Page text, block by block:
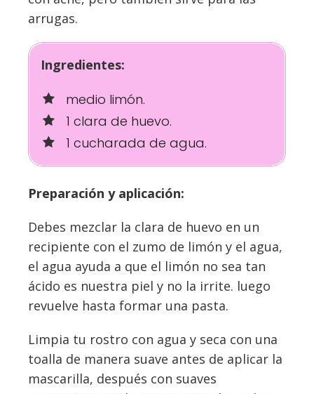
arrugas.
Ingredientes:
medio limón.
1 clara de huevo.
1 cucharada de agua.
Preparación y aplicación:
Debes mezclar la clara de huevo en un
recipiente con el zumo de limón y el agua,
el agua ayuda a que el limón no sea tan
ácido es nuestra piel y no la irrite. luego
revuelve hasta formar una pasta.
Limpia tu rostro con agua y seca con una
toalla de manera suave antes de aplicar la
mascarilla, después con suaves